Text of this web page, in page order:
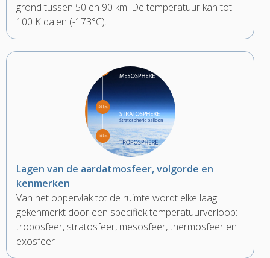
grond tussen 50 en 90 km. De temperatuur kan tot
100 K dalen (-173°C).
Lagen van de aardatmosfeer, volgorde en
kenmerken
Van het oppervlak tot de ruimte wordt elke laag
gekenmerkt door een specifiek temperatuurverloop:
troposfeer, stratosfeer, mesosfeer, thermosfeer en
exosfeer